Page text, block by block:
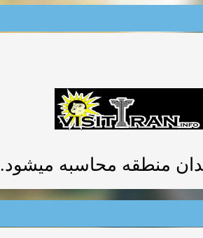
منطقه محاسبه میشود.